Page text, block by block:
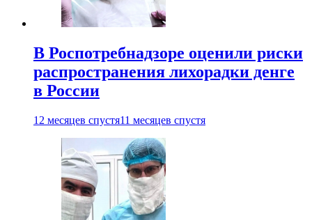
В Роспотребнадзоре оценили риски
распространения лихорадки денге
в России
12 месяцев спустя11 месяцев спустя